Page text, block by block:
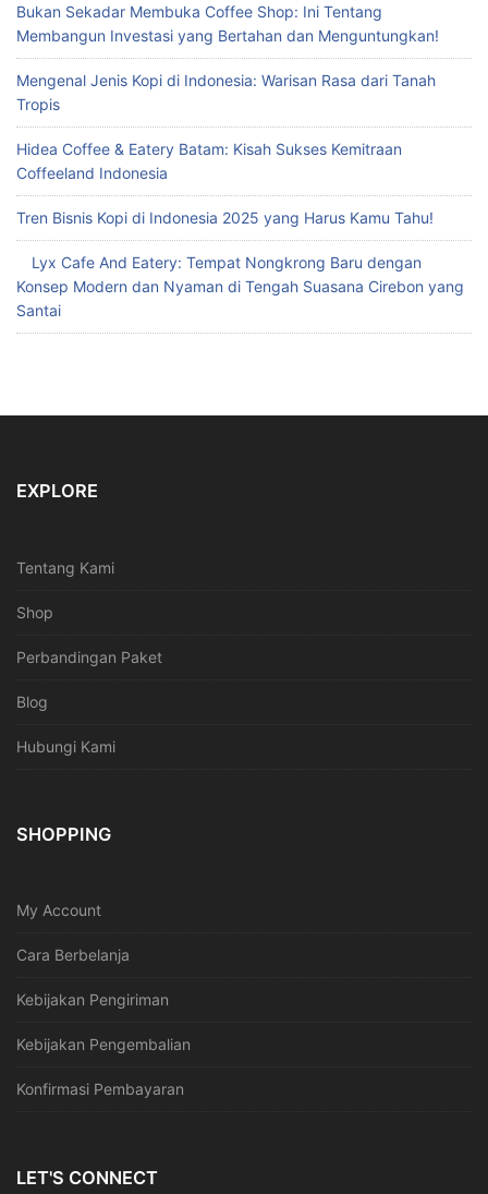
Bukan Sekadar Membuka Coffee Shop: Ini Tentang
Membangun Investasi yang Bertahan dan Menguntungkan!
Mengenal Jenis Kopi di Indonesia: Warisan Rasa dari Tanah
Tropis
Hidea Coffee & Eatery Batam: Kisah Sukses Kemitraan
Coffeeland Indonesia
Tren Bisnis Kopi di Indonesia 2025 yang Harus Kamu Tahu!
Lyx Cafe And Eatery: Tempat Nongkrong Baru dengan
Konsep Modern dan Nyaman di Tengah Suasana Cirebon yang
Santai
EXPLORE
Tentang Kami
Shop
Perbandingan Paket
Blog
Hubungi Kami
SHOPPING
My Account
Cara Berbelanja
Kebijakan Pengiriman
Kebijakan Pengembalian
Konfirmasi Pembayaran
LET'S CONNECT